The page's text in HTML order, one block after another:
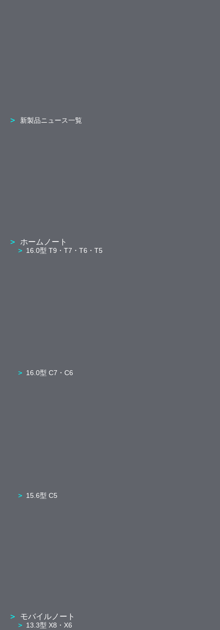
新製品ニュース一覧
ホームノート
16.0型 T9・T7・T6・T5
16.0型 C7・C6
15.6型 C5
モバイルノート
13.3型 X8・X6